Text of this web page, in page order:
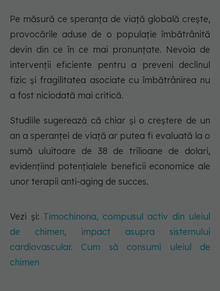
Pe măsură ce speranța de viață globală crește,
provocările aduse de o populație îmbătrânită
devin din ce în ce mai pronunțate. Nevoia de
intervenții eficiente pentru a preveni declinul
fizic și fragilitatea asociate cu îmbătrânirea nu
a fost niciodată mai critică.
Studiile sugerează că chiar și o creștere de un
an a speranței de viață ar putea fi evaluată la o
sumă uluitoare de 38 de trilioane de dolari,
evidențiind potențialele beneficii economice ale
unor terapii anti-aging de succes.
Vezi și: Timochinona, compusul activ din uleiul
de chimen, impact asupra sistemului
cardiovascular. Cum să consumi uleiul de
chimen